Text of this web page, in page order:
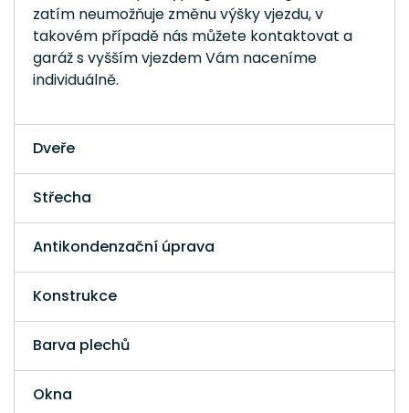
zatím neumožňuje změnu výšky vjezdu, v
takovém případě nás můžete kontaktovat a
garáž s vyšším vjezdem Vám naceníme
individuálně.
Dveře
Střecha
Antikondenzační úprava
Konstrukce
Barva plechů
Okna